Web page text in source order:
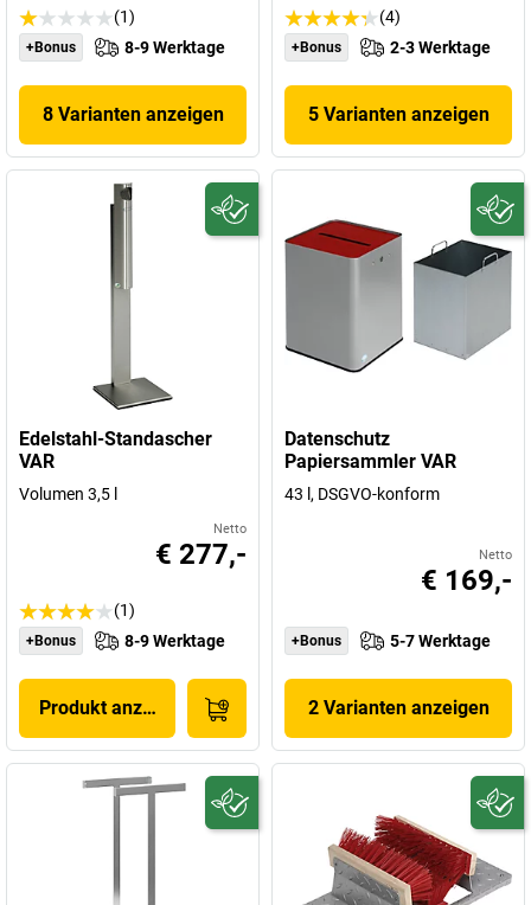
(1)
+Bonus 8-9 Werktage
8 Varianten anzeigen
(4)
+Bonus 2-3 Werktage
5 Varianten anzeigen
Edelstahl-Standascher
VAR
Volumen 3,5 l
Netto
€ 277,-
(1)
+Bonus 8-9 Werktage
Produkt anzeigen
Datenschutz
Papiersammler VAR
43 l, DSGVO-konform
Netto
€ 169,-
+Bonus 5-7 Werktage
2 Varianten anzeigen